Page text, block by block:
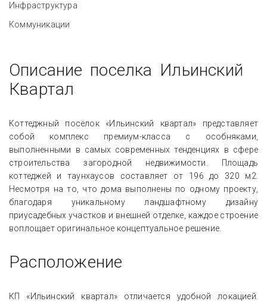
Инфраструктура
Коммуникации
Описание поселка Ильинский
Квартал
Коттеджный посёлок «Ильинский квартал» представляет
собой комплекс премиум-класса с особняками,
выполненными в самых современных тенденциях в сфере
строительства загородной недвижимости. Площадь
коттеджей и таунхаусов составляет от 196 до 320 м2.
Несмотря на то, что дома выполнены по одному проекту,
благодаря уникальному ландшафтному дизайну
приусадебных участков и внешней отделке, каждое строение
воплощает оригинальное концептуальное решение.
Расположение
КП «Ильинский квартал» отличается удобной локацией.